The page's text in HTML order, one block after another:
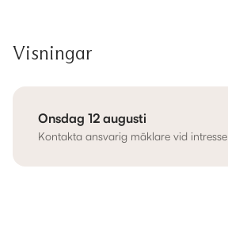
Visningar
Onsdag 12 augusti
Kontakta ansvarig mäklare vid intresse